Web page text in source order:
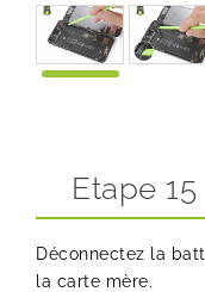
Etape 15
Déconnectez la
la carte mère.